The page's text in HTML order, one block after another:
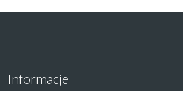
Informacje